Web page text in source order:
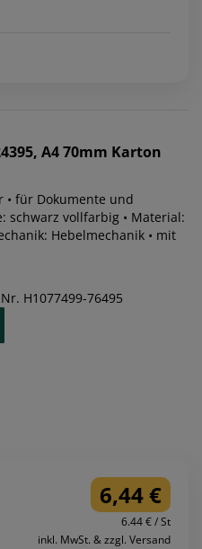
A4 70mm Karton
• für Dokumente und
schwarz vollfarbig • Material:
Hebelmechanik • mit
H1077499-76495
6,44 €
6.44 € / St
inkl. MwSt. & zzgl. Versand